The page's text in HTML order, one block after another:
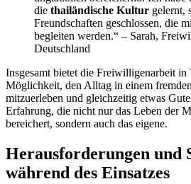
die thailändische Kultur gelernt,
Freundschaften geschlossen, die
begleiten werden.“ – Sarah,
Deutschland
Insgesamt bietet die Freiwilligenarbeit
Möglichkeit, den Alltag in einem
mitzuerleben und gleichzeitig etwas
Erfahrung, die nicht nur das Leben der
bereichert, sondern auch das eigene.
Herausforderungen und
während des Einsatzes